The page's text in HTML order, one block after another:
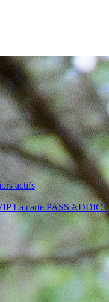
actifs
La carte PASS ADDICT